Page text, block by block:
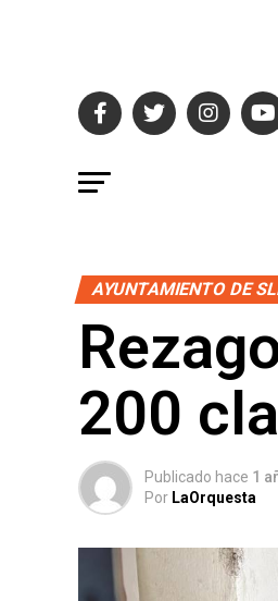
AYUNTAMIENTO DE
200
Publicado hace 1
Por LaOrquesta